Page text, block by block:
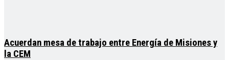
Acuerdan mesa de trabajo entre Energía de Misiones y
la CEM